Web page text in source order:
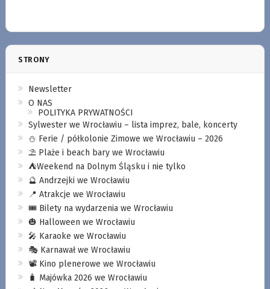
STRONY
Newsletter
O NAS
POLITYKA PRYWATNOŚCI
Sylwester we Wrocławiu – lista imprez, bale, koncerty
⛄️ Ferie / półkolonie Zimowe we Wrocławiu – 2026
⛱️ Plaże i beach bary we Wrocławiu
⛺️Weekend na Dolnym Śląsku i nie tylko
🔮 Andrzejki we Wrocławiu
📍 Atrakcje we Wrocławiu
🎟️ Bilety na wydarzenia we Wrocławiu
🎃 Halloween we Wrocławiu
🎤 Karaoke we Wrocławiu
🎭 Karnawał we Wrocławiu
📽️ Kino plenerowe we Wrocławiu
🧳 Majówka 2026 we Wrocławiu